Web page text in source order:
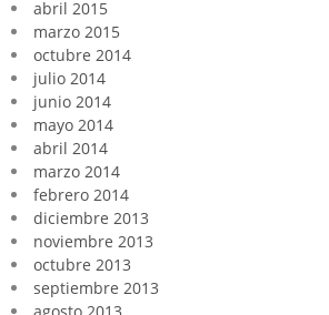
abril 2015
marzo 2015
octubre 2014
julio 2014
junio 2014
mayo 2014
abril 2014
marzo 2014
febrero 2014
diciembre 2013
noviembre 2013
octubre 2013
septiembre 2013